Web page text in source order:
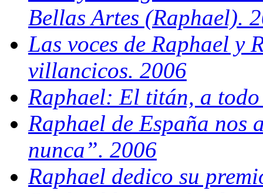
Bellas Artes (Raphael).
Las voces de Raphael y
villancicos. 2006
Raphael: El titán, a
Raphael de España nos
nunca”. 2006
Raphael dedico su